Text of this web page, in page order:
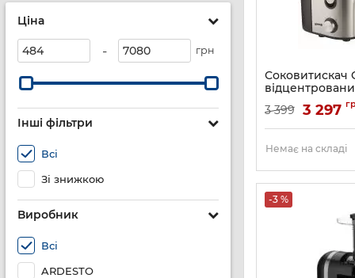
Ціна
- грн
Інші фільтри
Всі
Зі знижкою
Виробник
Всі
ARDESTO
Соковитискач
чаша-1.1л,
на ціле яблуко,
метал, чорний
3 399 3 297
Немає на складі
-3 %